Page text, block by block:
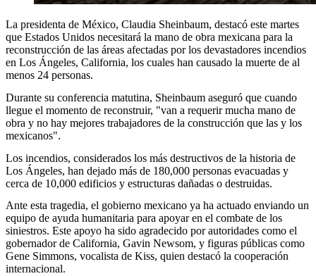
La presidenta de México, Claudia Sheinbaum, destacó este martes
que Estados Unidos necesitará la mano de obra mexicana para la
reconstrucción de las áreas afectadas por los devastadores incendios
en Los Ángeles, California, los cuales han causado la muerte de al
menos 24 personas.
Durante su conferencia matutina, Sheinbaum aseguró que cuando
llegue el momento de reconstruir, "van a requerir mucha mano de
obra y no hay mejores trabajadores de la construcción que las y los
mexicanos".
Los incendios, considerados los más destructivos de la historia de
Los Ángeles, han dejado más de 180,000 personas evacuadas y
cerca de 10,000 edificios y estructuras dañadas o destruidas.
Ante esta tragedia, el gobierno mexicano ya ha actuado enviando un
equipo de ayuda humanitaria para apoyar en el combate de los
siniestros. Este apoyo ha sido agradecido por autoridades como el
gobernador de California, Gavin Newsom, y figuras públicas como
Gene Simmons, vocalista de Kiss, quien destacó la cooperación
internacional.